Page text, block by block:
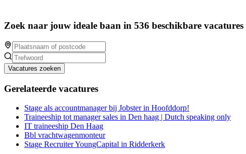
Zoek naar jouw ideale baan in 536 beschikbare vacatures
Vacatures zoeken
Gerelateerde vacatures
Stage als accountmanager bij Jobster in Hoofddorp!
Traineeship tot manager sales in Den haag | Dutch speaking only
IT traineeship Den Haag
Bbl vrachtwagenmonteur
Stage Recruiter YoungCapital in Ridderkerk